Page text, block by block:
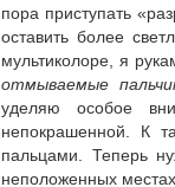
пора приступать
оставить более
мультиколоре, я
отмываемые
уделяю особое
непокрашенной. К
пальцами. Теперь
неположенных местах.